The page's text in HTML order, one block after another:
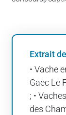
Extrait
• Vache
Gaec Le
; •
des